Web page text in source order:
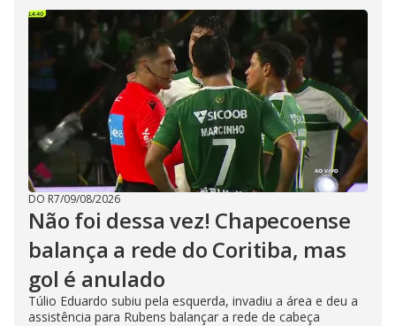
DO R7/09/08/2026
Não foi dessa vez! Chapecoense
balança a rede do Coritiba, mas
gol é anulado
Túlio Eduardo subiu pela esquerda, invadiu a área e deu a
assistência para Rubens balançar a rede de cabeça